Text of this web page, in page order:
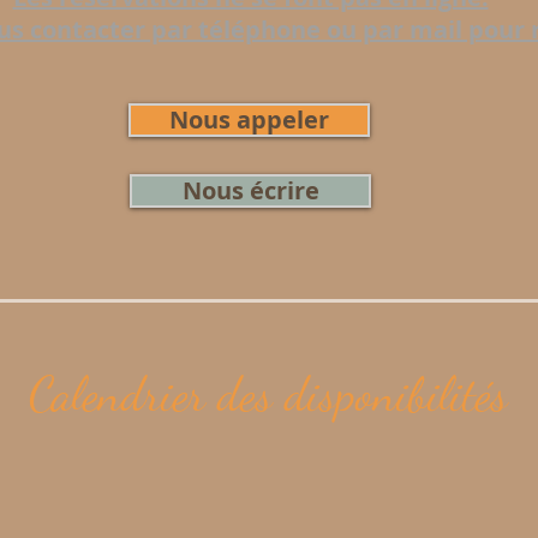
contacter par téléphone ou par mail pour
Nous appeler
Nous écrire
Calendrier des disponibilités